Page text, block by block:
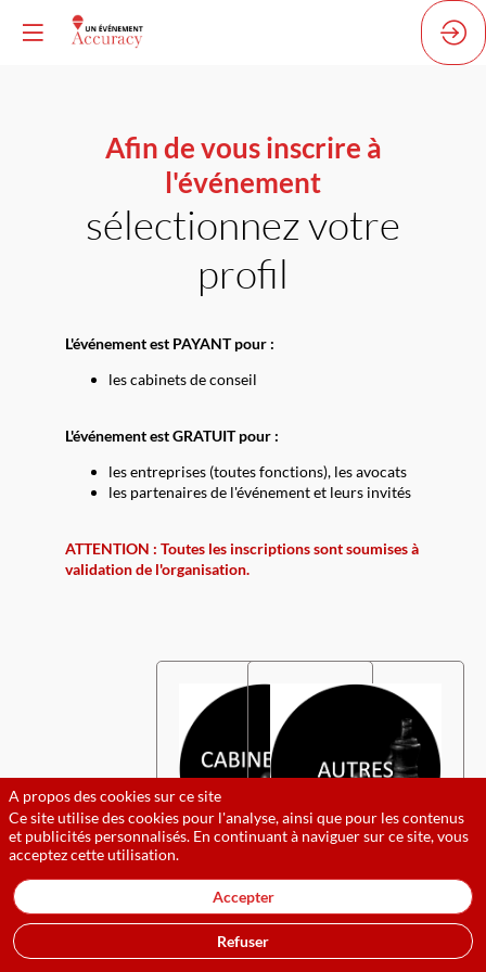
Afin de vous inscrire à
l'événement
sélectionnez votre
profil
L'événementest PAYANT pour :
les cabinets de conseil
L'événement est GRATUIT pour :
les entreprises (toutes fonctions), les avocats
les partenaires de l'événement et leurs invités
ATTENTION : Toutes les inscriptions sont soumises à
validation de l'organisation.
A propos des cookies sur ce site
Ce site utilise des cookies pour l'analyse, ainsi que pour les contenus
et publicités personnalisés. En continuant à naviguer sur ce site, vous
acceptez cette utilisation.
Accepter
Refuser